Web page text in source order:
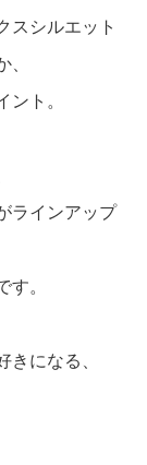
スシルエット
ト。
ラインアップ
。
になる、